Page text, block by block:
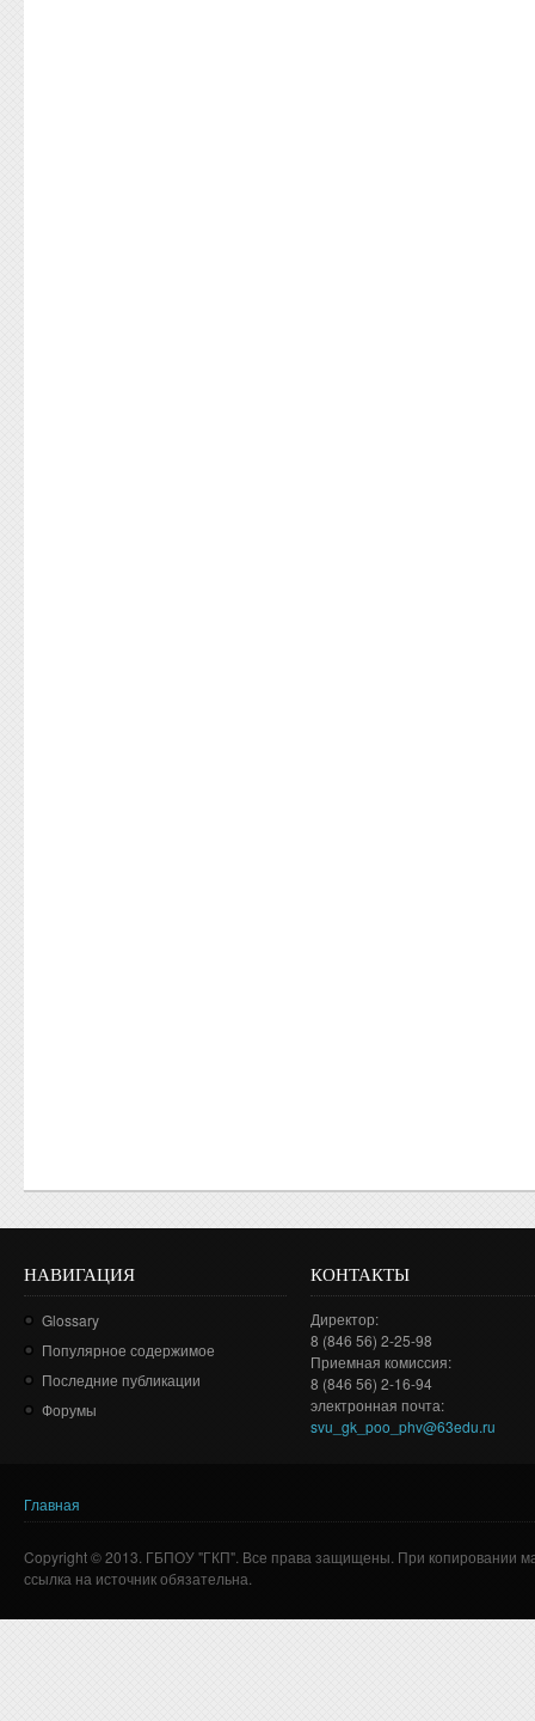
НАВИГАЦИЯ
Glossary
Популярное содержимое
Последние публикации
Форумы
КОНТАКТЫ
Директор:
8 (846 56) 2-25-98
Приемная комиссия:
8 (846 56) 2-16-94
электронная почта:
svu_gk_poo_phv@63edu.ru
Вы здесь
Главная
Copyright © 2013. ГБПОУ "ГКП". Все права защищены. При копировании
ссылка на источник обязательна.